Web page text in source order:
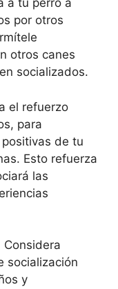
a tu perro a
por otros
otros canes
socializados.
el refuerzo
para
de tu
Esto refuerza
las
socialización
y